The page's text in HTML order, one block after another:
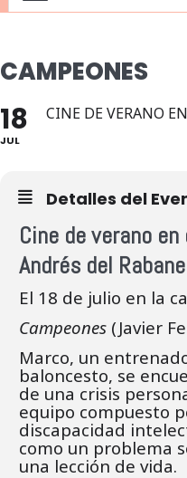
CAMPEONES
18
JUL
CINE DE VERANO
Detalles del
Cine de verano
Andrés del
El 18 de julio en la
Campeones (Javier
Marco, un
baloncesto, se
de una crisis
equipo compuesto
discapacidad
como un problema
una lección de vida.